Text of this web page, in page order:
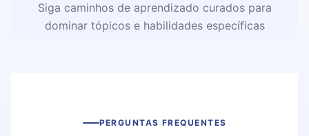
Siga caminhos de aprendizado curados para
dominar tópicos e habilidades específicas
PERGUNTAS FREQUENTES